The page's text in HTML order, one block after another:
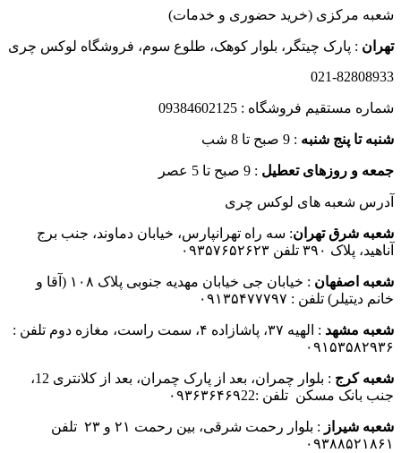
4,000,000 تومان
2,700,000 تومان
شعبه مرکزی (خرید حضوری و خدمات)
تهران : پارک چیتگر، بلوار کوهک، طلوع سوم، فروشگاه لوکس چری
021-82808933
شماره مستقیم فروشگاه : 09384602125
شنبه تا پنج شنبه : 9 صبح تا 8 شب
جمعه و روزهای تعطیل : 9 صبح تا 5 عصر
آدرس شعبه های لوکس چری
شعبه شرق تهران: سه راه تهرانپارس، خیابان دماوند، جنب برج
آناهید، پلاک ۳۹۰ تلفن ۰۹۳۵۷۶۵۲۶۲۳
شعبه اصفهان
: خیابان جی خیابان مهدیه جنوبی پلاک ۱۰۸ (آقا و
خانم دیتیلر) تلفن : ۰۹۱۳۵۴۷۷۷۹۷
شعبه مشهد
: الهیه ۳۷، پاشازاده ۴، سمت راست، مغازه دوم تلفن :
۰۹۱۵۳۵۸۲۹۳۶
شعبه کرج
: بلوار چمران، بعد از پارک چمران، بعد از کلانتری 12،
جنب بانک مسکن تلفن :۰۹۳۶۳۶۴۶۹22
شعبه شیراز
: بلوار رحمت شرقی، بین رحمت ۲۱ و ۲۳ تلفن
۰۹۳۸۸۵۲۱۸۶۱